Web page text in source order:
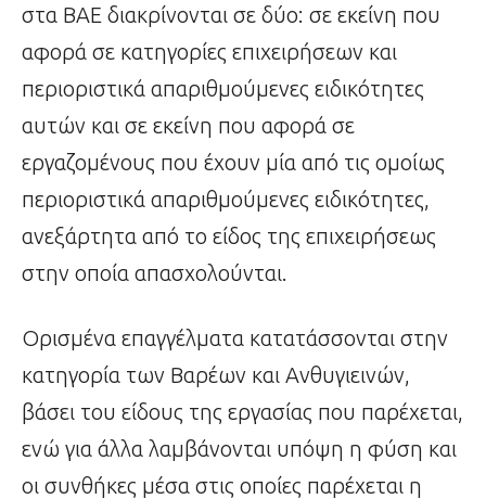
στα ΒΑΕ διακρίνονται σε δύο: σε εκείνη που
αφορά σε κατηγορίες επιχειρήσεων και
περιοριστικά απαριθμούμενες ειδικότητες
αυτών και σε εκείνη που αφορά σε
εργαζομένους που έχουν μία από τις ομοίως
περιοριστικά απαριθμούμενες ειδικότητες,
ανεξάρτητα από το είδος της επιχειρήσεως
στην οποία απασχολούνται.
Ορισμένα επαγγέλματα κατατάσσονται στην
κατηγορία των Βαρέων και Ανθυγιεινών,
βάσει του είδους της εργασίας που παρέχεται,
ενώ για άλλα λαμβάνονται υπόψη η φύση και
οι συνθήκες μέσα στις οποίες παρέχεται η